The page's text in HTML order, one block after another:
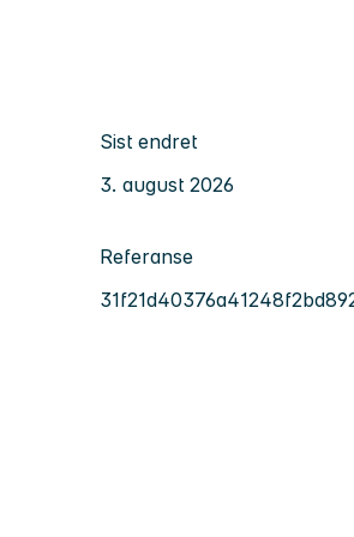
Sist endret
3. august 2026
Referanse